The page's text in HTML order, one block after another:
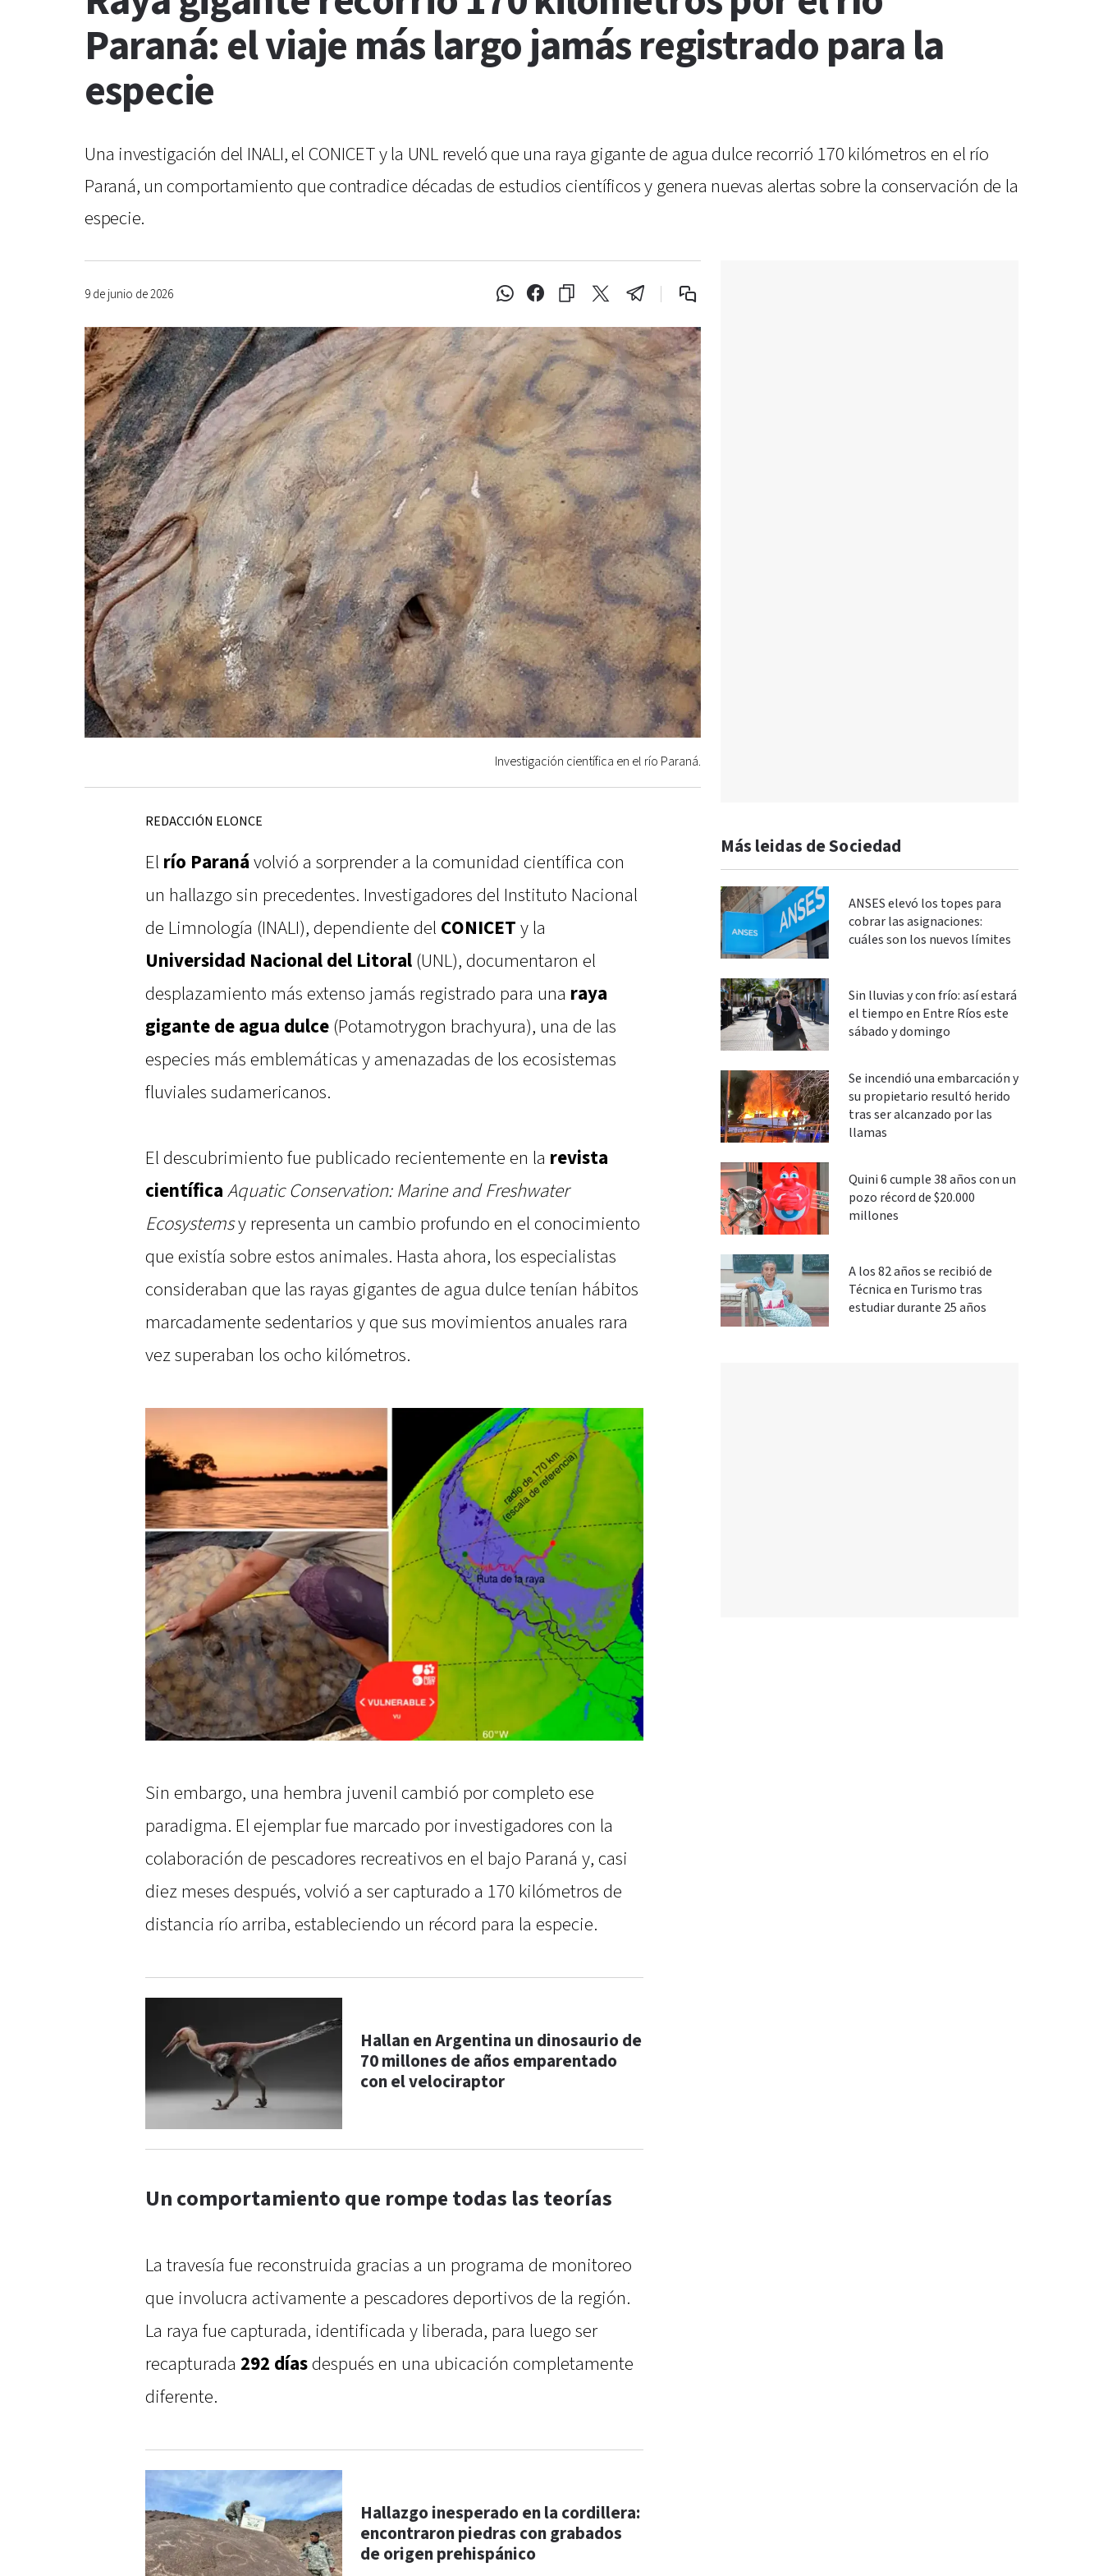
Paraná: el viaje más largo jamás registrado para la
especie
Una investigación del INALI, el CONICET y la UNL reveló que una raya gigante de agua dulce recorrió 170 kilómetros en el río
Paraná, un comportamiento que contradice décadas de estudios científicos y genera nuevas alertas sobre la conservación de la
especie.
9 de junio de 2026
Investigación científica en el río Paraná.
REDACCIÓN ELONCE
El río Paraná volvió a sorprender a la comunidad científica con
un hallazgo sin precedentes. Investigadores del Instituto Nacional
de Limnología (INALI), dependiente del CONICET y la
Universidad Nacional del Litoral (UNL), documentaron el
desplazamiento más extenso jamás registrado para una raya
gigante de agua dulce (Potamotrygon brachyura), una de las
especies más emblemáticas y amenazadas de los ecosistemas
fluviales sudamericanos.
El descubrimiento fue publicado recientemente en la revista
científica Aquatic Conservation: Marine and Freshwater
Ecosystemsy representa un cambio profundo en el conocimiento
que existía sobre estos animales. Hasta ahora, los especialistas
consideraban que las rayas gigantes de agua dulce tenían hábitos
marcadamente sedentarios y que sus movimientos anuales rara
vez superaban los ocho kilómetros.
Sin embargo, una hembra juvenil cambió por completo ese
paradigma. El ejemplar fue marcado por investigadores con la
colaboración de pescadores recreativos en el bajo Paraná y, casi
diez meses después, volvió a ser capturado a 170 kilómetros de
distancia río arriba, estableciendo un récord para la especie.
Hallan en Argentina un dinosaurio de
70 millones de años emparentado
con el velociraptor
Un comportamiento que rompe todas las teorías
La travesía fue reconstruida gracias a un programa de monitoreo
que involucra activamente a pescadores deportivos de la región.
La raya fue capturada, identificada y liberada, para luego ser
recapturada 292 díasdespués en una ubicación completamente
diferente.
Hallazgo inesperado en la cordillera:
encontraron piedras con grabados
de origen prehispánico
Más leidas de Sociedad
ANSES elevó los topes para
cobrar las asignaciones:
cuáles son los nuevos límites
Sin lluvias y con frío: así estará
el tiempo en Entre Ríos este
sábado y domingo
Se incendió una embarcación y
su propietario resultó herido
tras ser alcanzado por las
llamas
Quini 6 cumple 38 años con un
pozo récord de $20.000
millones
A los 82 años se recibió de
Técnica en Turismo tras
estudiar durante 25 años